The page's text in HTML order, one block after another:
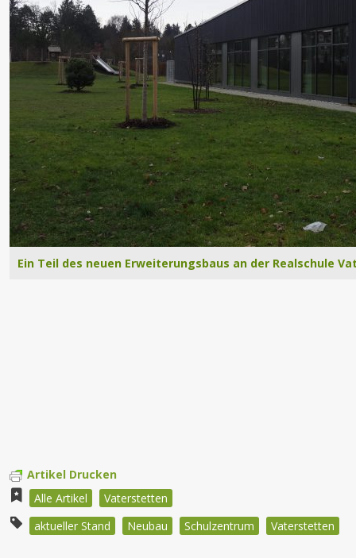
Ein Teil des neuen Erweiterungsbaus an der Realschule
Artikel Drucken
Alle Artikel
Vaterstetten
aktueller Stand
Neubau Schulzentrum Vaterstetten